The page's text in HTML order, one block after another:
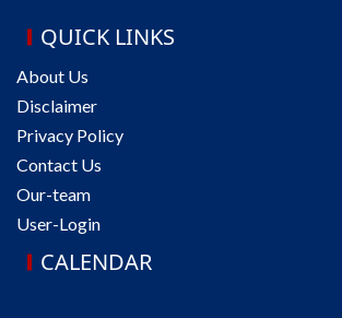
QUICK LINKS
About Us
Disclaimer
Privacy Policy
Contact Us
Our-team
User-Login
CALENDAR